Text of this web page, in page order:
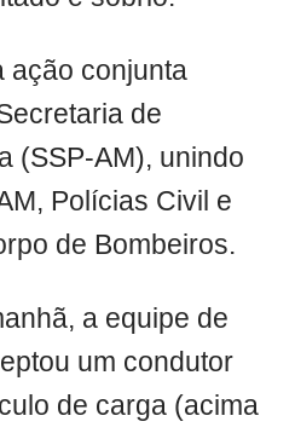
ação conjunta
de
(SSP-AM), unindo
Polícias Civil e
de Bombeiros.
a equipe de
um condutor
de carga (acima